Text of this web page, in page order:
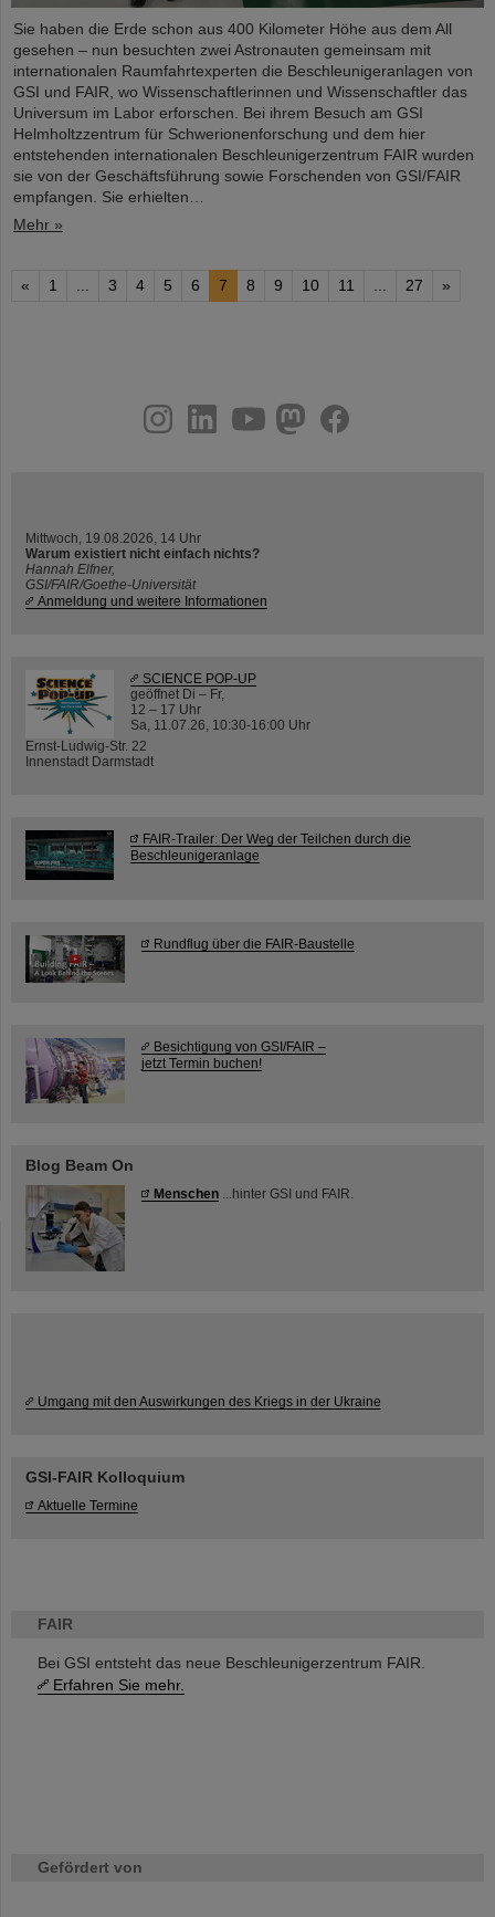
FAIR
Bei GSI entsteht das neue Beschleunigerzentrum FAIR.
Erfahren Sie mehr.
Gefördert von
Sie haben die Erde schon aus 400 Kilometer Höhe aus dem All
gesehen – nun besuchten zwei Astronauten gemeinsam mit
internationalen Raumfahrtexperten die Beschleunigeranlagen von
GSI und FAIR, wo Wissenschaftlerinnen und Wissenschaftler das
Universum im Labor erforschen. Bei ihrem Besuch am GSI
Helmholtzzentrum für Schwerionenforschung und dem hier
entstehenden internationalen Beschleunigerzentrum FAIR wurden
sie von der Geschäftsführung sowie Forschenden von GSI/FAIR
empfangen. Sie erhielten…
Mehr »
« 1 3 4 5 6 7 8 9 10 11 27 »
youtube
helmholtz.social
facebook
Mittwoch, 19.08.2026, 14 Uhr
Warum existiert nicht einfach nichts?
Hannah Elfner,
GSI/FAIR/Goethe-Universität
Anmeldung und weitere Informationen
SCIENCE POP-UP
geöffnet Di – Fr,
12 – 17 Uhr
Sa, 11.07.26, 10:30-16:00 Uhr
Ernst-Ludwig-Str. 22
Innenstadt Darmstadt
FAIR-Trailer: Der Weg der Teilchen durch die
Beschleunigeranlage
Rundflug über die FAIR-Baustelle
Besichtigung von GSI/FAIR –
jetzt Termin buchen!
Blog Beam On
Menschen ...hinter GSI und FAIR.
Umgang mit den Auswirkungen des Kriegs in der Ukraine
GSI-FAIR Kolloquium
Aktuelle Termine